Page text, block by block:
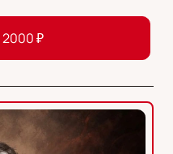
2000₽